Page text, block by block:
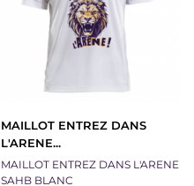
MAILLOT ENTREZ DANS
L'ARENE...
MAILLOT ENTREZ DANS L'ARENE
SAHB BLANC